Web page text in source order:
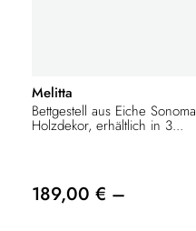
Melitta
Bettgestell aus Eiche Sonoma
Holzdekor, erhältlich in 3...
189,00 € –